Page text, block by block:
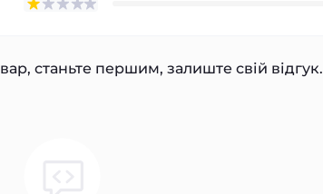
станьте першим, залиште свій відгук.